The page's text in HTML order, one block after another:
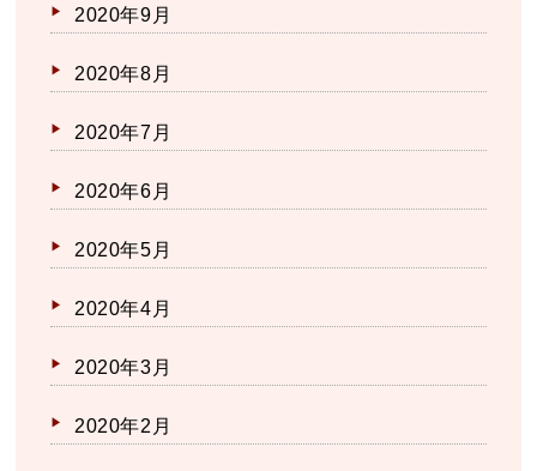
2020年9月
2020年8月
2020年7月
2020年6月
2020年5月
2020年4月
2020年3月
2020年2月